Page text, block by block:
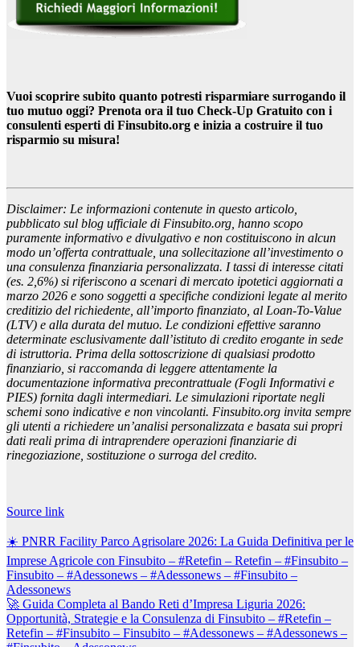
Vuoi scoprire subito quanto potresti risparmiare surrogando il
tuo mutuo oggi? Prenota ora il tuo Check-Up Gratuito con i
consulenti esperti di Finsubito.org e inizia a costruire il tuo
risparmio su misura!
Disclaimer: Le informazioni contenute in questo articolo,
pubblicato sul blog ufficiale di Finsubito.org, hanno scopo
puramente informativo e divulgativo e non costituiscono in alcun
modo un’offerta contrattuale, una sollecitazione all’investimento o
una consulenza finanziaria personalizzata. I tassi di interesse citati
(es. 2,6%) si riferiscono a scenari di mercato ipotetici aggiornati a
marzo 2026 e sono soggetti a specifiche condizioni legate al merito
creditizio del richiedente, all’importo finanziato, al Loan-To-Value
(LTV) e alla durata del mutuo. Le condizioni effettive saranno
determinate esclusivamente dall’istituto di credito erogante in sede
di istruttoria. Prima della sottoscrizione di qualsiasi prodotto
finanziario, si raccomanda di leggere attentamente la
documentazione informativa precontrattuale (Fogli Informativi e
PIES) fornita dagli intermediari. Le simulazioni riportate negli
schemi sono indicative e non vincolanti. Finsubito.org invita sempre
gli utenti a richiedere un’analisi personalizzata e basata sui propri
dati reali prima di intraprendere operazioni finanziarie di
rinegoziazione, sostituzione o surroga del credito.
Source link
Navigazione
articoli
☀️ PNRR Facility Parco Agrisolare 2026: La Guida Definitiva per le
Imprese Agricole con Finsubito – #Retefin – Retefin – #Finsubito –
Finsubito – #Adessonews – #Adessonews – #Finsubito –
Adessonews
🚀 Guida Completa al Bando Reti d’Impresa Liguria 2026:
Opportunità, Strategie e la Consulenza di Finsubito – #Retefin –
Retefin – #Finsubito – Finsubito – #Adessonews – #Adessonews –